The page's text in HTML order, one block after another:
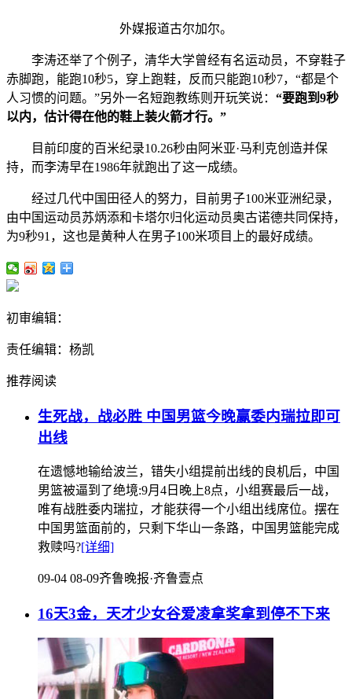
外媒报道古尔加尔。
李涛还举了个例子，清华大学曾经有名运动员，不穿鞋子
赤脚跑，能跑10秒5，穿上跑鞋，反而只能跑10秒7，“都是个
人习惯的问题。”另外一名短跑教练则开玩笑说： “要跑到9秒
以内，估计得在他的鞋上装火箭才行。”
目前印度的百米纪录10.26秒由阿米亚·马利克创造并保
持，而李涛早在1986年就跑出了这一成绩。
经过几代中国田径人的努力，目前男子100米亚洲纪录，
由中国运动员苏炳添和卡塔尔归化运动员奥古诺德共同保持，
为9秒91，这也是黄种人在男子100米项目上的最好成绩。
初审编辑：
责任编辑：杨凯
推荐阅读
生死战，战必胜 中国男篮今晚赢委内瑞拉即可
出线
在遗憾地输给波兰，错失小组提前出线的良机后，中国
男篮被逼到了绝境:9月4日晚上8点，小组赛最后一战，
唯有战胜委内瑞拉，才能获得一个小组出线席位。摆在
中国男篮面前的，只剩下华山一条路，中国男篮能完成
救赎吗?[详细]
09-04 08-09齐鲁晚报·齐鲁壹点
16天3金，天才少女谷爱凌拿奖拿到停不下来